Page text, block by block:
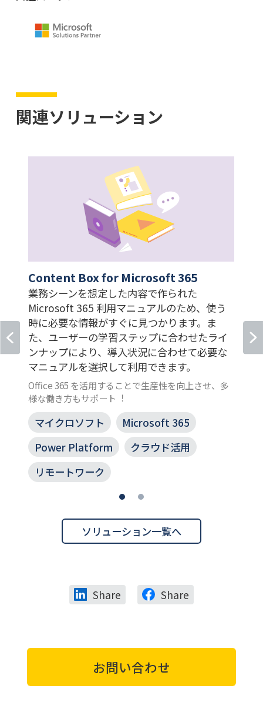
関連ソリューション
Content Box for Microsoft 365
業務シーンを想定した内容で作られた
Microsoft 365 利用マニュアルのため、使う
時に必要な情報がすぐに見つかります。ま
た、ユーザーの学習ステップに合わせたライ
ンナップにより、導入状況に合わせて必要な
マニュアルを選択して利用できます。
Office 365 を活用することで生産性を向上させ、多
様な働き方もサポート︕
マイクロソフト
Microsoft 365
Power Platform
クラウド活用
リモートワーク
ソリューション一覧へ
Share Share
お問い合わせ